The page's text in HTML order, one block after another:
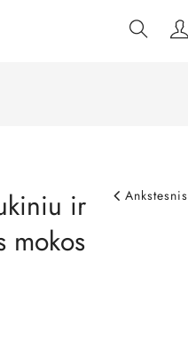
Ankstesnis
ir
mokos